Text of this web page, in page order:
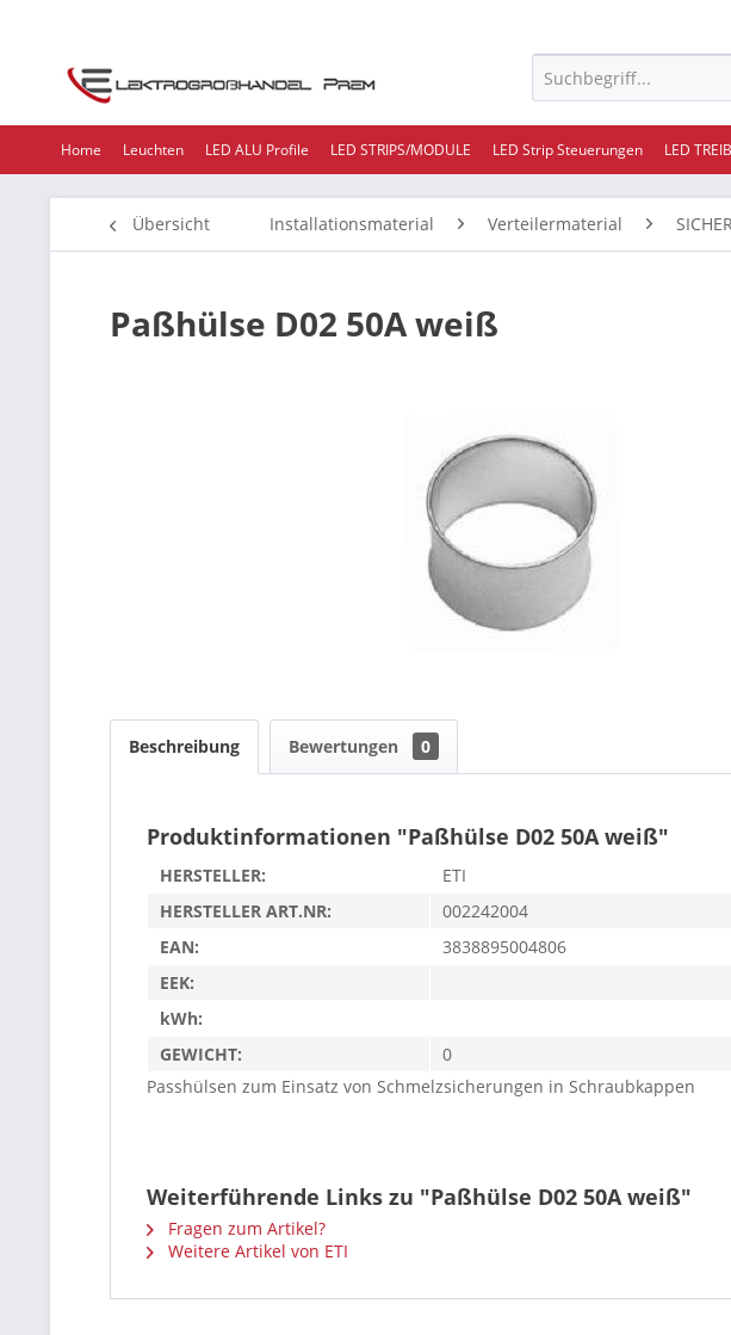
Home Leuchten LED ALU Profile LED STRIPS/MODULE LED Strip Steuerungen LED
Übersicht Installationsmaterial Verteilermaterial
Paßhülse D02 50A weiß
Beschreibung Bewertungen 0
Produktinformationen "Paßhülse D02 50A weiß"
HERSTELLER:
ETI
HERSTELLER ART.NR:
002242004
EAN:
3838895004806
EEK:
kWh:
GEWICHT:
0
Passhülsen zum Einsatz von Schmelzsicherungen in Schraubkappen
Weiterführende Links zu "Paßhülse D02 50A weiß"
Fragen zum Artikel?
Weitere Artikel von ETI